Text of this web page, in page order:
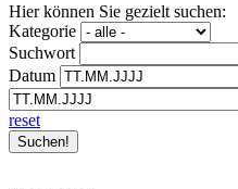
Hier können Sie gezielt suchen:
Kategorie
Suchwort
Datum
reset